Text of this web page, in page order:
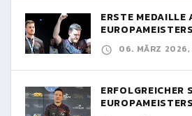
ERSTE MEDAILLE
06. MÄRZ 2026,
ERFOLGREICHER